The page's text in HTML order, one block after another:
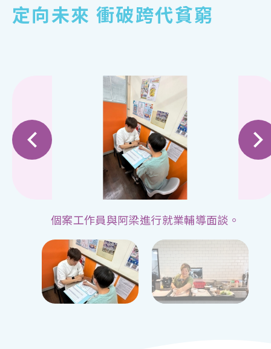
定向未來 衝破跨代貧窮
個案工作員與阿梁進行就業輔導面談。